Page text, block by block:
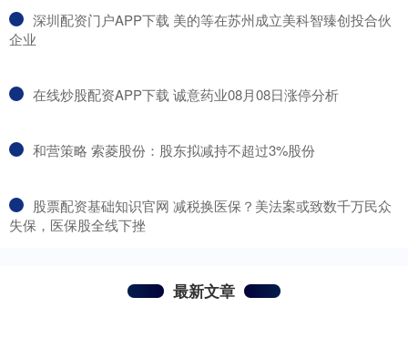
​深圳配资门户APP下载 美的等在苏州成立美科智臻创投合伙
企业
​在线炒股配资APP下载 诚意药业08月08日涨停分析
​和营策略 索菱股份：股东拟减持不超过3%股份
​股票配资基础知识官网 减税换医保？美法案或致数千万民众
失保，医保股全线下挫
最新文章